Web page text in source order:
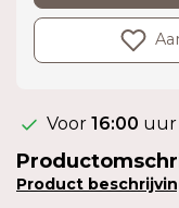
Voor 16:00 uur
Product